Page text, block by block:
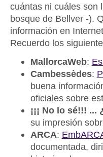
cuántas ni cuáles son
bosque de Bellver -).
información en
Recuerdo los
MallorcaWeb:
Cambessèdes:
buena
oficiales sobre
¡¡¡ No lo sé!!! ...
su impresión
ARCA:
documentada,